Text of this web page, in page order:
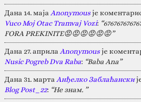
Дана 14. маја Anonymousје
Vuco Moj Otac Tramvaj Vozi:
FORA PREKINITE😡😡😡😡😡😡”
Дана 27. априла Anonymousје
Nusic Pogreb Dva Raba: “Baba Ana”
Дана 31. марта Анђелко Заблаћански
Blog Post_22: “Не знам. ”